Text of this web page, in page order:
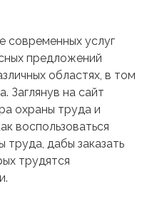
современных услуг
предложений
областях, в том
Заглянув на сайт
охраны труда и
воспользоваться
труда, дабы заказать
трудятся